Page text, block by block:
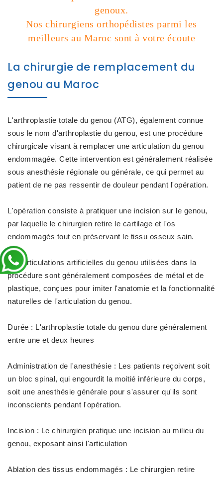
genoux.
Nos chirurgiens orthopédistes parmi les
meilleurs au Maroc sont à votre écoute
La chirurgie de remplacement du
genou au Maroc
L'arthroplastie totale du genou (ATG), également connue
sous le nom d'arthroplastie du genou, est une procédure
chirurgicale visant à remplacer une articulation du genou
endommagée. Cette intervention est généralement réalisée
sous anesthésie régionale ou générale, ce qui permet au
patient de ne pas ressentir de douleur pendant l'opération.
L'opération consiste à pratiquer une incision sur le genou,
par laquelle le chirurgien retire le cartilage et l'os
endommagés tout en préservant le tissu osseux sain.
Les articulations artificielles du genou utilisées dans la
procédure sont généralement composées de métal et de
plastique, conçues pour imiter l'anatomie et la fonctionnalité
naturelles de l'articulation du genou.
Durée : L'arthroplastie totale du genou dure généralement
entre une et deux heures
Administration de l'anesthésie : Les patients reçoivent soit
un bloc spinal, qui engourdit la moitié inférieure du corps,
soit une anesthésie générale pour s'assurer qu'ils sont
inconscients pendant l'opération.
Incision : Le chirurgien pratique une incision au milieu du
genou, exposant ainsi l'articulation
Ablation des tissus endommagés : Le chirurgien retire